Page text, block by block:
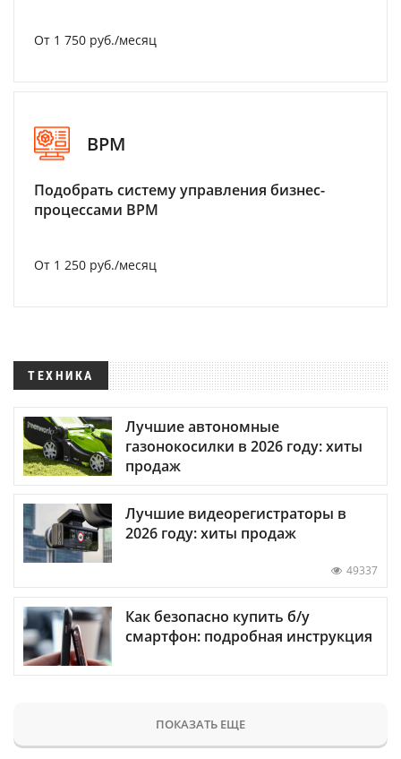
От 1 750 руб./месяц
BPM
Подобрать систему управления бизнес-
процессами BPM
От 1 250 руб./месяц
ТЕХНИКА
Лучшие автономные
газонокосилки в 2026 году: хиты
продаж
Лучшие видеорегистраторы в
2026 году: хиты продаж
49337
Как безопасно купить б/у
смартфон: подробная инструкция
ПОКАЗАТЬ ЕЩЕ